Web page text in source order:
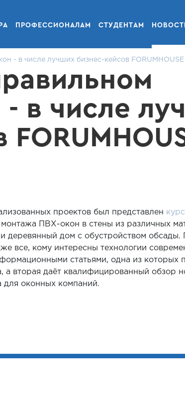
ПРОФЕССИОНАЛАМ СТУДЕНТАМ
- в числе лучших бизнес-кейсов FORUMHOUSE
в числе
проектов был представлен
ПВХ-окон в стены из различных
деревянный дом с обустройством обсады.
все, кому интересны технологии
статьями, одна из которых
а вторая даёт квалифицированный обзор
для оконных компаний.